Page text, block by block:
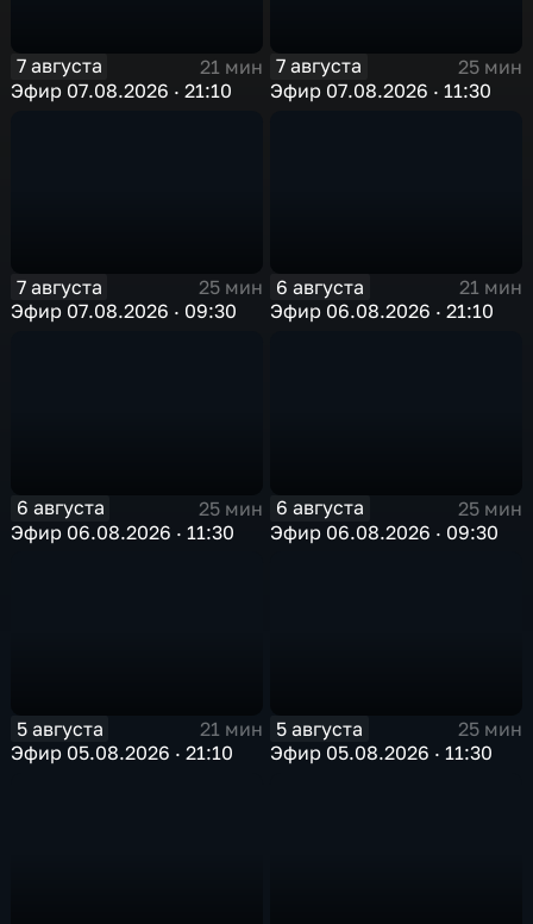
7 августа
21 мин
Эфир 07.08.2026 · 21:10
7 августа
25 мин
Эфир 07.08.2026 · 11:30
7 августа
25 мин
Эфир 07.08.2026 · 09:30
6 августа
21 мин
Эфир 06.08.2026 · 21:10
6 августа
25 мин
Эфир 06.08.2026 · 11:30
6 августа
25 мин
Эфир 06.08.2026 · 09:30
5 августа
21 мин
Эфир 05.08.2026 · 21:10
5 августа
25 мин
Эфир 05.08.2026 · 11:30